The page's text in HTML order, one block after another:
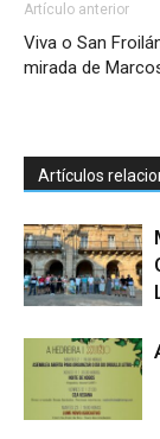
Artículo anterior
Viva o San
mirada de
Artículos